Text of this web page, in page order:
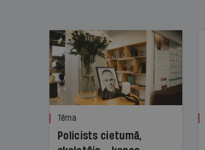
Tēma
Policists cietumā,